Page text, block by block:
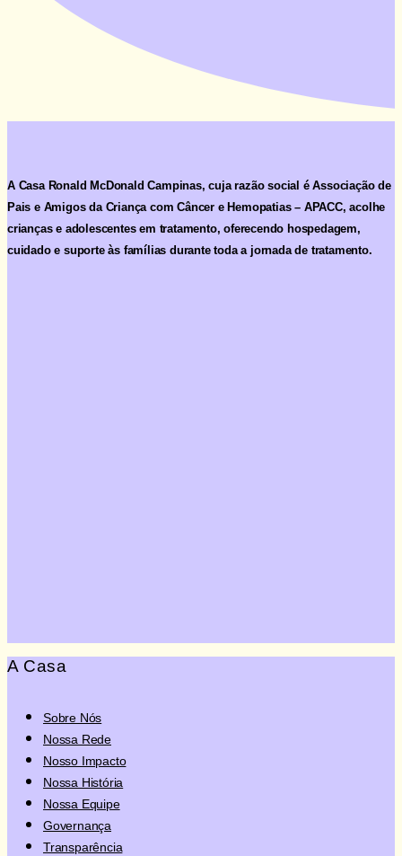
A Casa Ronald McDonald Campinas, cuja razão social éAssociação de
Pais e Amigos da Criança com Câncer e Hemopatias – APACC, acolhe
crianças e adolescentes em tratamento, oferecendo hospedagem,
cuidado e suporte às famílias durante toda a jornada de tratamento.
A Casa
Sobre Nós
Nossa Rede
Nosso Impacto
Nossa História
Nossa Equipe
Governança
Transparência